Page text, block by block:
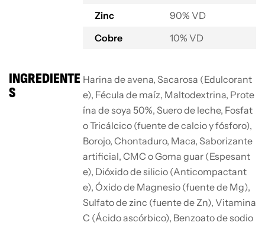
Zinc
90% VD
Cobre
10% VD
INGREDIENTE
S
Harina de avena, Sacarosa (Edulcorant
e), Fécula de maíz, Maltodextrina, Prote
ína de soya 50%, Suero de leche, Fosfat
o Tricálcico (fuente de calcio y fósforo),
Borojo, Chontaduro, Maca, Saborizante
artificial, CMC o Goma guar (Espesant
e), Dióxido de silicio (Anticompactant
e), Óxido de Magnesio (fuente de Mg),
Sulfato de zinc (fuente de Zn), Vitamina
C (Ácido ascórbico), Benzoato de sodio